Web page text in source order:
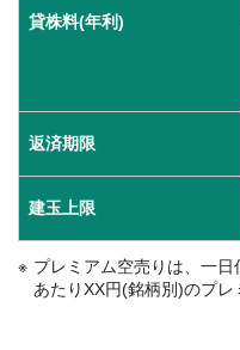
貸株料(年利)
返済期限
建玉上限
プレミアム空売りは、一
あたりXX円(銘柄別)のプレ